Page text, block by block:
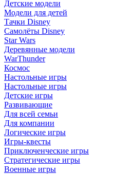
Детские модели
Модели для детей
Тачки Disney
Самолёты Disney
Star Wars
Деревянные модели
WarThunder
Космос
Настольные игры
Настольные игры
Детские игры
Развивающие
Для всей семьи
Для компании
Логические игры
Игры-квесты
Приключенческие игры
Стратегические игры
Военные игры